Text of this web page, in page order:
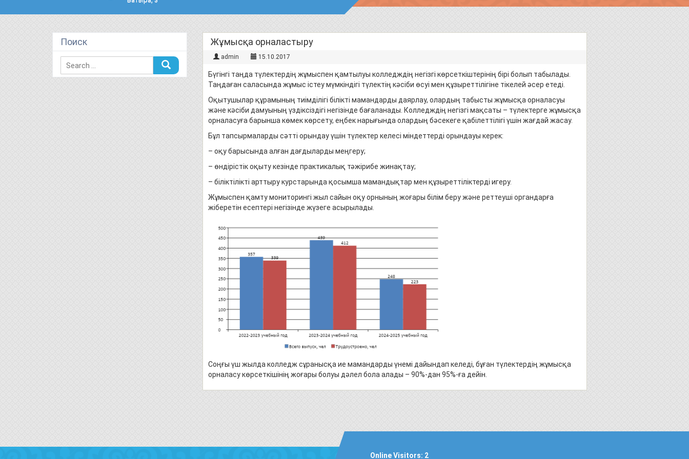
Жұмысқа орналастыру
admin 15.10.2017
Бүгінгі таңда түлектердің жұмыспен қамтылуы колледждің негізгі көрсеткіштерінің бірі болып табылады.
Таңдаған саласында жұмыс істеу мүмкіндігі түлектің кәсіби өсуі мен құзыреттілігіне тікелей әсер етеді.
Оқытушылар құрамының тиімділігі білікті мамандарды даярлау, олардың табысты жұмысқа орналасуы
және кәсіби дамуының үздіксіздігі негізінде бағаланады. Колледждің негізгі мақсаты – түлектерге жұмысқа
орналасуға барынша көмек көрсету, еңбек нарығында олардың бәсекеге қабілеттілігі үшін жағдай жасау.
Бұл тапсырмаларды сәтті орындау үшін түлектер келесі міндеттерді орындауы керек:
– оқу барысында алған дағдыларды меңгеру;
– өндірістік оқыту кезінде практикалық тәжірибе жинақтау;
– біліктілікті арттыру курстарында қосымша мамандықтар мен құзыреттіліктерді игеру.
Жұмыспен қамту мониторингі жыл сайын оқу орнының жоғары білім беру және реттеуші органдарға
жіберетін есептері негізінде жүзеге асырылады.
Соңғы үш жылда колледж сұранысқа ие мамандарды үнемі дайындап келеді, бұған түлектердің жұмысқа
орналасу көрсеткішінің жоғары болуы дәлел бола алады – 90%-дан 95%-ға дейін.
Поиск
Online Visitors: 2